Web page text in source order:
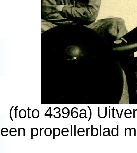
(foto 4396a)
een propellerblad